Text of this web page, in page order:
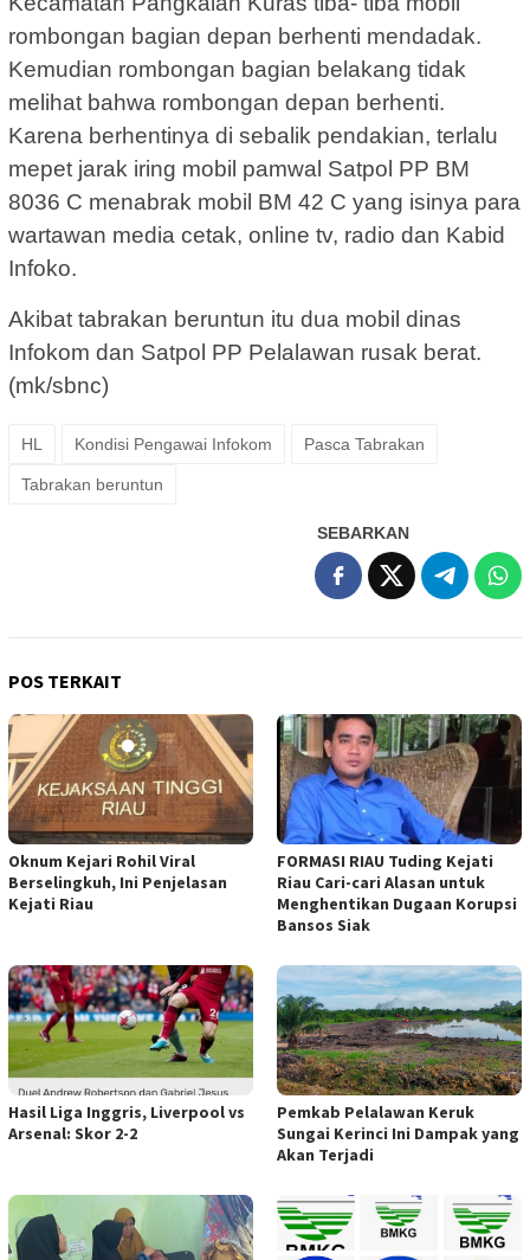
rombongan bagian depan berhenti mendadak.
Kemudian rombongan bagian belakang tidak
melihat bahwa rombongan depan berhenti.
Karena berhentinya di sebalik pendakian, terlalu
mepet jarak iring mobil pamwal Satpol PP BM
8036 C menabrak mobil BM 42 C yang isinya para
wartawan media cetak, online tv, radio dan Kabid
Infoko.
Akibat tabrakan beruntun itu dua mobil dinas
Infokom dan Satpol PP Pelalawan rusak berat.
(mk/sbnc)
HL Kondisi Pengawai Infokom Pasca Tabrakan
Tabrakan beruntun
SEBARKAN
POS TERKAIT
Oknum Kejari Rohil Viral
Berselingkuh, Ini Penjelasan
Kejati Riau
FORMASI RIAU Tuding Kejati
Riau Cari-cari Alasan untuk
Menghentikan Dugaan Korupsi
Bansos Siak
Hasil Liga Inggris, Liverpool vs
Arsenal: Skor 2-2
Pemkab Pelalawan Keruk
Sungai Kerinci Ini Dampak yang
Akan Terjadi